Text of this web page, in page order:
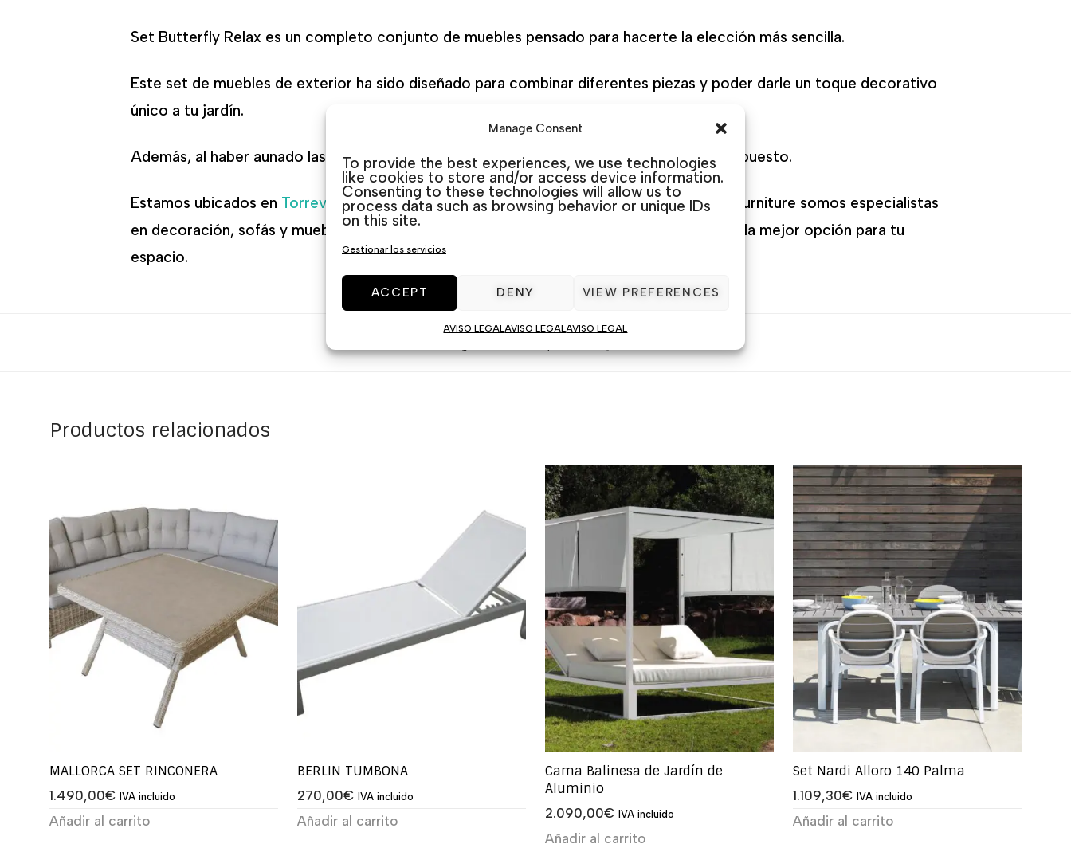
Manage Consent
To provide the best experiences, we use technologies
like cookies to store and/or access device information.
Consenting to these technologies will allow us to
process data such as browsing behavior or unique IDs
on this site.
Gestionar los servicios
ACCEPT DENY VIEW PREFERENCES
AVISO LEGAL AVISO LEGAL AVISO LEGAL
Set Butterfly Relax es un completo conjunto de muebles pensado para hacerte la elección más sencilla.
Este set de muebles de exterior ha sido diseñado para combinar diferentes piezas y poder darle un toque decorativo
único a tu jardín.
Además, al haber aunado las piezas en un solo conjunto optimizarás mucho más tu presupuesto.
Estamos ubicados en Torrevieja,Guardamar,La Marina,Rojales&San Javier. En In&Out Furniture somos especialistas
en decoración, sofás y muebles de exterior. Te escuchamos y asesoramos para escoger la mejor opción para tu
espacio.
Productos relacionados
MALLORCA SET RINCONERA
1.490,00€ IVA incluido
Añadir al carrito
BERLIN TUMBONA
270,00€ IVA incluido
Añadir al carrito
Cama Balinesa de Jardín de
Aluminio
2.090,00€ IVA incluido
Añadir al carrito
Set Nardi Alloro 140 Palma
1.109,30€ IVA incluido
Añadir al carrito